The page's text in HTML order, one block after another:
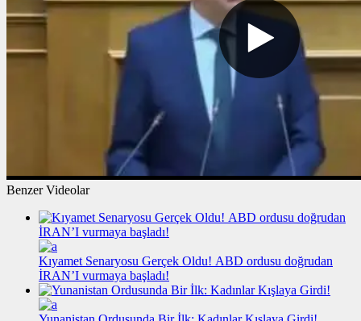
Benzer Videolar
Kıyamet Senaryosu Gerçek Oldu! ABD ordusu doğrudan
İRAN’I vurmaya başladı!